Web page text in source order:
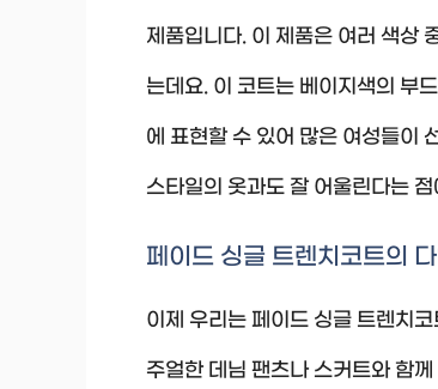
제품입니다. 이 제품은 여러 색상
는데요. 이 코트는 베이지색의 부
에 표현할 수 있어 많은 여성들이
스타일의 옷과도 잘 어울린다는
페이드 싱글 트렌치코트의
이제 우리는 페이드 싱글 트렌치
주얼한 데님 팬츠나 스커트와 함